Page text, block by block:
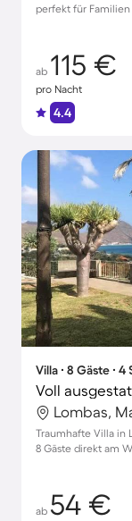
perfekt für
ab 115 €
pro Nacht
4.4
Villa ∙ 8 Gäste ∙
Lombas,
Traumhafte Villa in
8 Gäste direkt am
ab 54 €